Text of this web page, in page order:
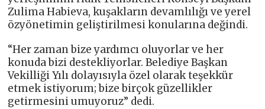
Zulima Habieva, kuşakların devamlılığı ve yerel
özyönetimin geliştirilmesi konularına değindi.
“Her zaman bize yardımcı oluyorlar ve her
konuda bizi destekliyorlar. Belediye Başkan
Vekilliği Yılı dolayısıyla özel olarak teşekkür
etmek istiyorum; bize birçok güzellikler
getirmesini umuyoruz” dedi.